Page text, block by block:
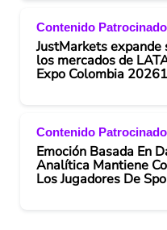
Contenido Patrocinado
JustMarkets expande
los mercados de
Expo Colombia
Contenido Patrocinado
Emoción Basada En
Analítica Mantiene
Los Jugadores De